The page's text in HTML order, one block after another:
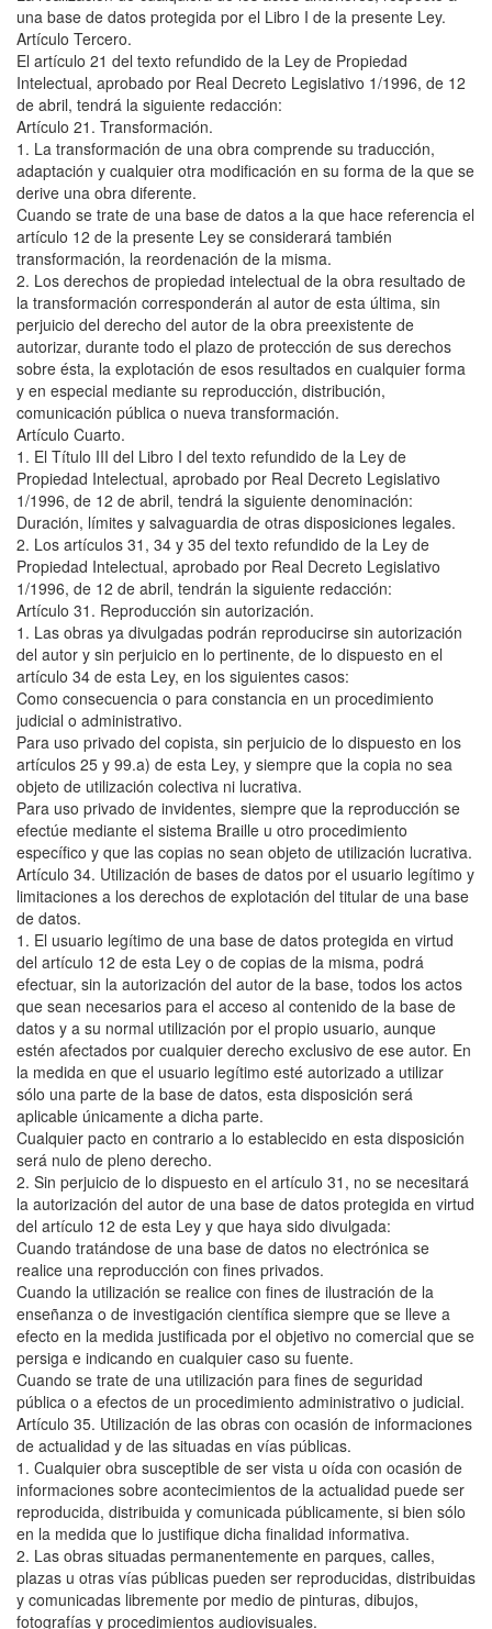
una base de datos protegida por el Libro I de la presente Ley.
Artículo Tercero.
El artículo 21 del texto refundido de la Ley de Propiedad
Intelectual, aprobado por Real Decreto Legislativo 1/1996, de 12
de abril, tendrá la siguiente redacción:
Artículo 21. Transformación.
1. La transformación de una obra comprende su traducción,
adaptación y cualquier otra modificación en su forma de la que se
derive una obra diferente.
Cuando se trate de una base de datos a la que hace referencia el
artículo 12 de la presente Ley se considerará también
transformación, la reordenación de la misma.
2. Los derechos de propiedad intelectual de la obra resultado de
la transformación corresponderán al autor de esta última, sin
perjuicio del derecho del autor de la obra preexistente de
autorizar, durante todo el plazo de protección de sus derechos
sobre ésta, la explotación de esos resultados en cualquier forma
y en especial mediante su reproducción, distribución,
comunicación pública o nueva transformación.
Artículo Cuarto.
1. El Título III del Libro I del texto refundido de la Ley de
Propiedad Intelectual, aprobado por Real Decreto Legislativo
1/1996, de 12 de abril, tendrá la siguiente denominación:
Duración, límites y salvaguardia de otras disposiciones legales.
2. Los artículos 31, 34 y 35 del texto refundido de la Ley de
Propiedad Intelectual, aprobado por Real Decreto Legislativo
1/1996, de 12 de abril, tendrán la siguiente redacción:
Artículo 31. Reproducción sin autorización.
1. Las obras ya divulgadas podrán reproducirse sin autorización
del autor y sin perjuicio en lo pertinente, de lo dispuesto en el
artículo 34 de esta Ley, en los siguientes casos:
Como consecuencia o para constancia en un procedimiento
judicial o administrativo.
Para uso privado del copista, sin perjuicio de lo dispuesto en los
artículos 25 y 99.a) de esta Ley, y siempre que la copia no sea
objeto de utilización colectiva ni lucrativa.
Para uso privado de invidentes, siempre que la reproducción se
efectúe mediante el sistema Braille u otro procedimiento
específico y que las copias no sean objeto de utilización lucrativa.
Artículo 34. Utilización de bases de datos por el usuario legítimo y
limitaciones a los derechos de explotación del titular de una base
de datos.
1. El usuario legítimo de una base de datos protegida en virtud
del artículo 12 de esta Ley o de copias de la misma, podrá
efectuar, sin la autorización del autor de la base, todos los actos
que sean necesarios para el acceso al contenido de la base de
datos y a su normal utilización por el propio usuario, aunque
estén afectados por cualquier derecho exclusivo de ese autor. En
la medida en que el usuario legítimo esté autorizado a utilizar
sólo una parte de la base de datos, esta disposición será
aplicable únicamente a dicha parte.
Cualquier pacto en contrario a lo establecido en esta disposición
será nulo de pleno derecho.
2. Sin perjuicio de lo dispuesto en el artículo 31, no se necesitará
la autorización del autor de una base de datos protegida en virtud
del artículo 12 de esta Ley y que haya sido divulgada:
Cuando tratándose de una base de datos no electrónica se
realice una reproducción con fines privados.
Cuando la utilización se realice con fines de ilustración de la
enseñanza o de investigación científica siempre que se lleve a
efecto en la medida justificada por el objetivo no comercial que se
persiga e indicando en cualquier caso su fuente.
Cuando se trate de una utilización para fines de seguridad
pública o a efectos de un procedimiento administrativo o judicial.
Artículo 35. Utilización de las obras con ocasión de informaciones
de actualidad y de las situadas en vías públicas.
1. Cualquier obra susceptible de ser vista u oída con ocasión de
informaciones sobre acontecimientos de la actualidad puede ser
reproducida, distribuida y comunicada públicamente, si bien sólo
en la medida que lo justifique dicha finalidad informativa.
2. Las obras situadas permanentemente en parques, calles,
plazas u otras vías públicas pueden ser reproducidas, distribuidas
y comunicadas libremente por medio de pinturas, dibujos,
fotografías y procedimientos audiovisuales.